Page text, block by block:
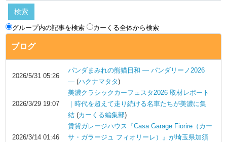
グループ内の記事を検索 カーくる全体から検索
ブログ
2026/5/31 05:26
パンダまみれの熊猫日和 ― パンダリーノ2026
― (ハクナマタタ)
2026/3/29 19:07
美濃クラシックカーフェスタ2026 取材レポート
｜時代を超えて走り続ける名車たちが美濃に集
結 (カーくる編集部)
2026/3/14 01:46
賃貸ガレージハウス『Casa Garage Fiorire（カー
サ・ガラージュ フィオリーレ）』が埼玉県加須